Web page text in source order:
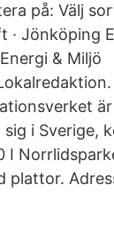
på: Välj
Jönköping
&
i Sverige,